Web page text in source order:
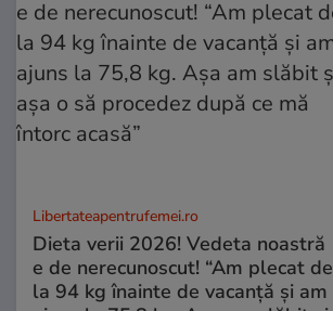
Libertateapentrufemei.ro
Dieta verii 2026! Vedeta noastră
e de nerecunoscut! “Am plecat de
la 94 kg înainte de vacanță și am